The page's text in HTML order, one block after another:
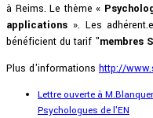
à Reims. Le thème «
applications ». Les
bénéficient du tarif "membres
Plus d'informations http://
Lettre ouverte à
Psychologues de l'EN